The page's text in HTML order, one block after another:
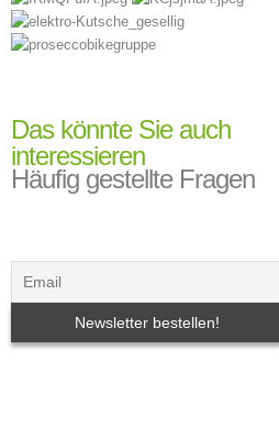
Das könnte Sie auch
interessieren
Häufig gestellte Fragen